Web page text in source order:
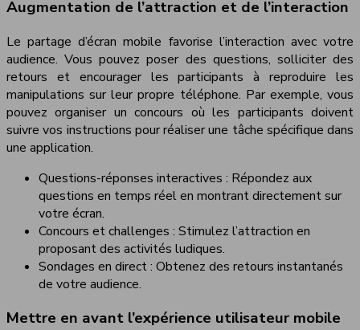
Augmentation de l’attraction et de l’interaction
Le partage d’écran mobile favorise l’interaction avec votre
audience. Vous pouvez poser des questions, solliciter des
retours et encourager les participants à reproduire les
manipulations sur leur propre téléphone. Par exemple, vous
pouvez organiser un concours où les participants doivent
suivre vos instructions pour réaliser une tâche spécifique dans
une application.
Questions-réponses interactives : Répondez aux
questions en temps réel en montrant directement sur
votre écran.
Concours et challenges : Stimulez l’attraction en
proposant des activités ludiques.
Sondages en direct : Obtenez des retours instantanés
de votre audience.
Mettre en avant l’expérience utilisateur mobile